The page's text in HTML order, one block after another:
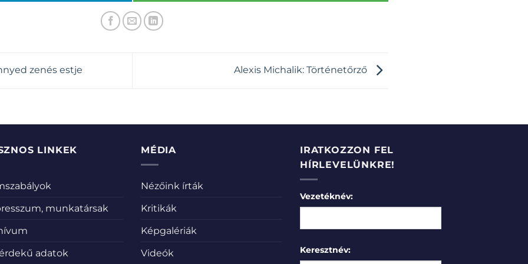
zenés estje Alexis Michalik: Történetőrző
LINKEK
munkatársak
adatok
MÉDIA
Nézőink írták
Kritikák
Képgalériák
Videók
IRATKOZZON FEL
HÍRLEVELÜNKRE!
Vezetéknév:
Keresztnév: